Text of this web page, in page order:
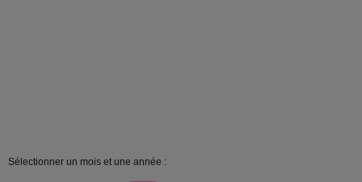
Sélectionner un mois et une année :